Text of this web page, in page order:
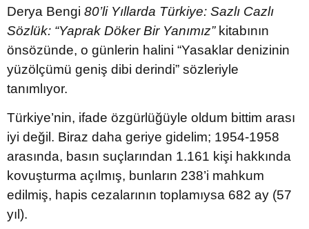
Derya Bengi 80’li Yıllarda Türkiye: Sazlı Cazlı
Sözlük: “Yaprak Döker Bir Yanımız” kitabının
önsözünde, o günlerin halini “Yasaklar denizinin
yüzölçümü geniş dibi derindi” sözleriyle
tanımlıyor.
Türkiye’nin, ifade özgürlüğüyle oldum bittim arası
iyi değil. Biraz daha geriye gidelim; 1954-1958
arasında, basın suçlarından 1.161 kişi hakkında
kovuşturma açılmış, bunların 238’i mahkum
edilmiş, hapis cezalarının toplamıysa 682 ay (57
yıl).